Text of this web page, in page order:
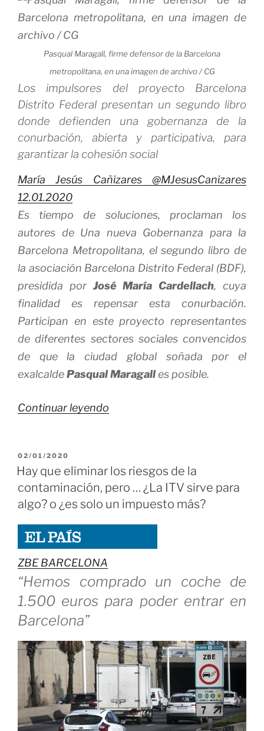
Pasqual Maragall, firme defensor de la Barcelona
metropolitana, en una imagen de archivo / CG
Los impulsores del proyecto Barcelona
Distrito Federal presentan un segundo libro
donde defienden una gobernanza de la
conurbación, abierta y participativa, para
garantizar la cohesión social
María Jesús Cañizares @MJesusCanizares
12.01.2020
Es tiempo de soluciones, proclaman los
autores de Una nueva Gobernanza para la
Barcelona Metropolitana, el segundo libro de
la asociación Barcelona Distrito Federal (BDF),
presidida por José María Cardellach, cuya
finalidad es repensar esta conurbación.
Participan en este proyecto representantes
de diferentes sectores sociales convencidos
de que la ciudad global soñada por el
exalcaldePasqual Maragalles posible.
Continuar leyendo
PUBLICADO
EL
02/01/2020
Hay que eliminar los riesgos de la
contaminación, pero … ¿La ITV sirve para
algo? o ¿es solo un impuesto más?
ZBE BARCELONA
“Hemos comprado un coche de
1.500 euros para poder entrar en
Barcelona”